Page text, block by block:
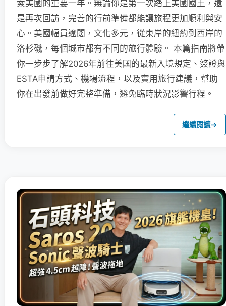
索美國的重要一年。無論你是第一次踏上美國國土，還
是再次回訪，完善的行前準備都能讓旅程更加順利與安
心。美國幅員遼闊，文化多元，從東岸的紐約到西岸的
洛杉磯，每個城市都有不同的旅行體驗。 本篇指南將帶
你一步步了解2026年前往美國的最新入境規定、簽證與
ESTA申請方式、機場流程，以及實用旅行建議，幫助
你在出發前做好完整準備，避免臨時狀況影響行程。
繼續閱讀→